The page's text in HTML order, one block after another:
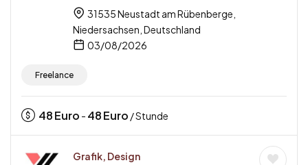
31535 Neustadt am Rübenberge,
Niedersachsen, Deutschland
03/08/2026
Freelance
48Euro - 48Euro / Stunde
Grafik, Design